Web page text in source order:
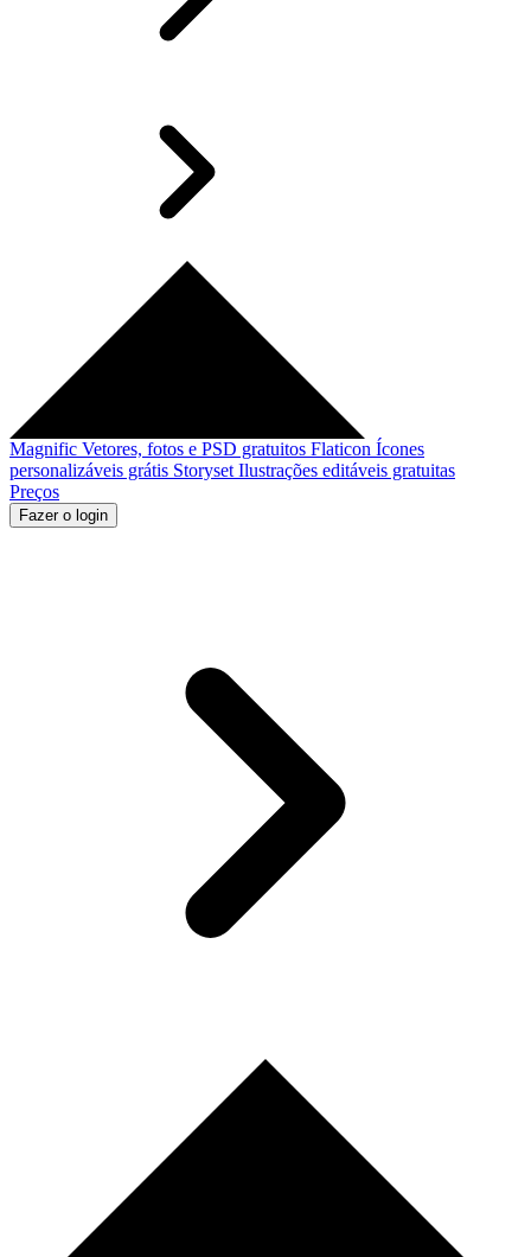
Magnific Vetores, fotos e PSD gratuitos Flaticon Ícones
personalizáveis grátis Storyset Ilustrações editáveis gratuitas
Preços
Fazer o login